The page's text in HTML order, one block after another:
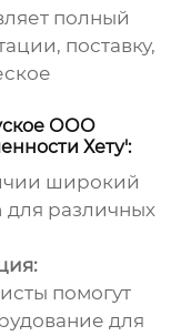
полный
поставку,
ООО
Хету':
широкий
для различных
помогут
для